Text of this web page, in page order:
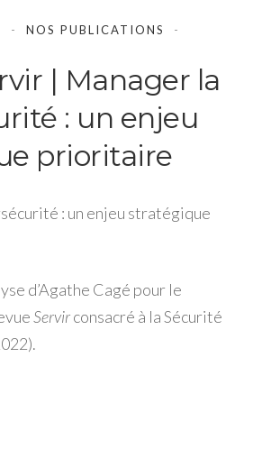
NOS PUBLICATIONS
| Manager la
: un enjeu
prioritaire
: un enjeu stratégique
d’Agathe Cagé pour le
Servirconsacré à la Sécurité